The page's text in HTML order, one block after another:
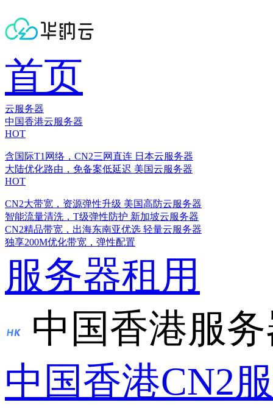
首页
云服务器
中国香港云服务器
HOT
含国际T1网络，CN2三网直连 日本云服务器
大陆优化路由，免备案低延迟 美国云服务器
HOT
CN2大带宽，资源弹性升级 美国高防云服务器
智能流量清洗，T级弹性防护 新加坡云服务器
CN2精品带宽，出海东南亚优选 轻量云服务器
独享200M优化带宽，弹性配置
服务器租用
中国香港服
中国香港CN2